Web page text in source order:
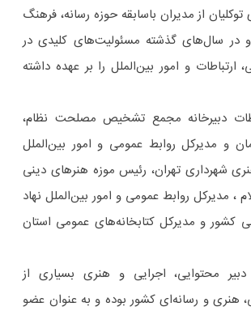
از مدیران باسابقه حوزه رسانه، فرهنگ
در سال‌های گذشته مسئولیت‌های کلیدی در
ارتباطات و امور بین‌الملل را بر عهده داشته
دبیرخانه مجمع تشخیص مصلحت نظام،
و مدیرکل روابط عمومی و امور بین‌الملل
شهرداری تهران، رئیس موزه هنرهای دینی
، مدیرکل روابط عمومی و امور بین‌الملل نهاد
کشور و مدیرکل کتابخانه‌های عمومی استان
محتوایی، اجرایی و هنری بسیاری از
هنری و رسانه‌ای کشور بوده و به عنوان عضو